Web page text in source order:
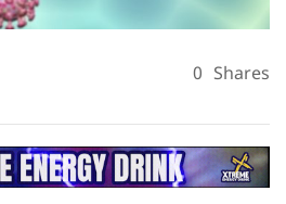
0 Shares